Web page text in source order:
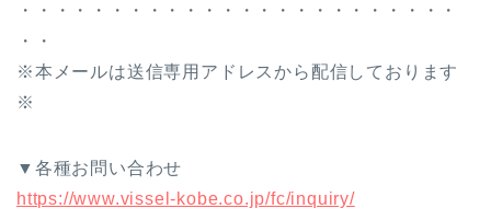
・・・・・・・・・・・・・・・・・・・・・・・・
・・
※本メールは送信専用アドレスから配信しております
※
▼各種お問い合わせ
https://www.vissel-kobe.co.jp/fc/inquiry/